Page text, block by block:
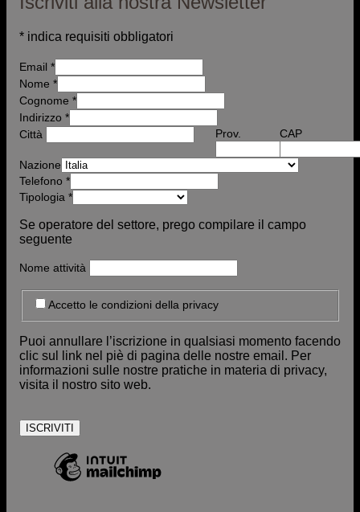
* indica requisiti obbligatori
Email *
Nome *
Cognome *
Indirizzo *
Città
Prov. CAP
Nazione
Telefono *
Tipologia *
Se operatore del settore, prego compilare il campo
seguente
Nome attività
Accetto le condizioni della privacy
Puoi annullare l’iscrizione in qualsiasi momento facendo
clic sul link nel piè di pagina delle nostre email. Per
informazioni sulle nostre pratiche in materia di privacy,
visita il nostro sito web.